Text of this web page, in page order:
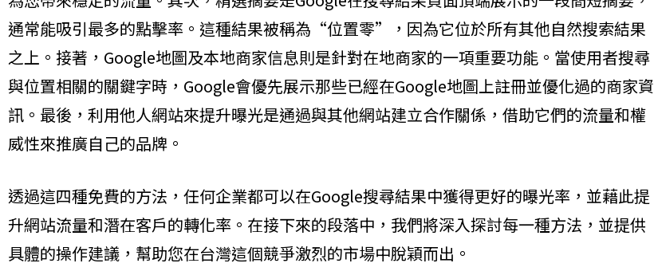
通常能吸引最多的點擊率。這種結果被稱為“位置零”，因為它位於所有其他自然搜索結果
之上。接著，Google地圖及本地商家信息則是針對在地商家的一項重要功能。當使用者搜尋
與位置相關的關鍵字時，Google會優先展示那些已經在Google地圖上註冊並優化過的商家資
訊。最後，利用他人網站來提升曝光是通過與其他網站建立合作關係，借助它們的流量和權
威性來推廣自己的品牌。
透過這四種免費的方法，任何企業都可以在Google搜尋結果中獲得更好的曝光率，並藉此提
升網站流量和潛在客戶的轉化率。在接下來的段落中，我們將深入探討每一種方法，並提供
具體的操作建議，幫助您在台灣這個競爭激烈的市場中脫穎而出。